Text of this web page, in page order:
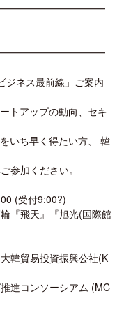
ジネス最前線」ご案内
アップの動向、セキ
ち早く得たい方、 韓
加ください。
(受付9:00?)
『飛天』『旭光(国際館
貿易投資振興公社(K
進コンソーシアム (MC